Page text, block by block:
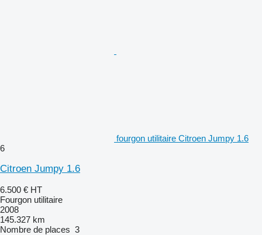
fourgon utilitaire Citroen Jumpy 1.6
6
Citroen Jumpy 1.6
6.500 € HT
Fourgon utilitaire
2008
145.327 km
Nombre de places 3